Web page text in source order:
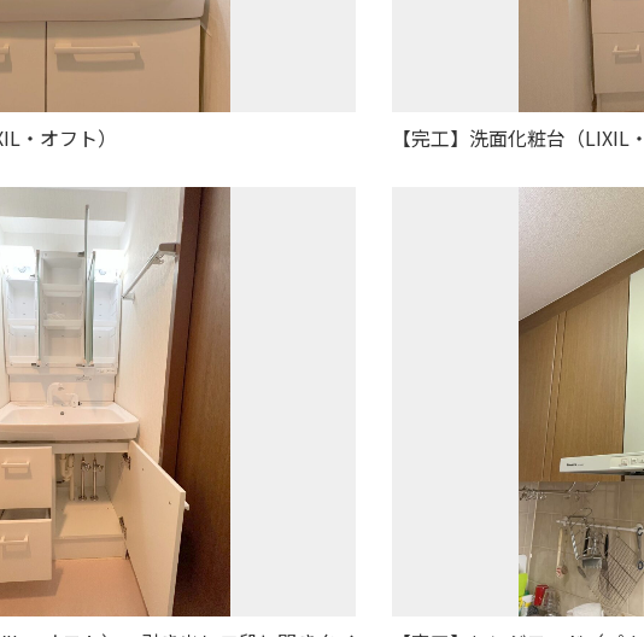
・オフト） 【完工】洗面化粧台（LIXIL